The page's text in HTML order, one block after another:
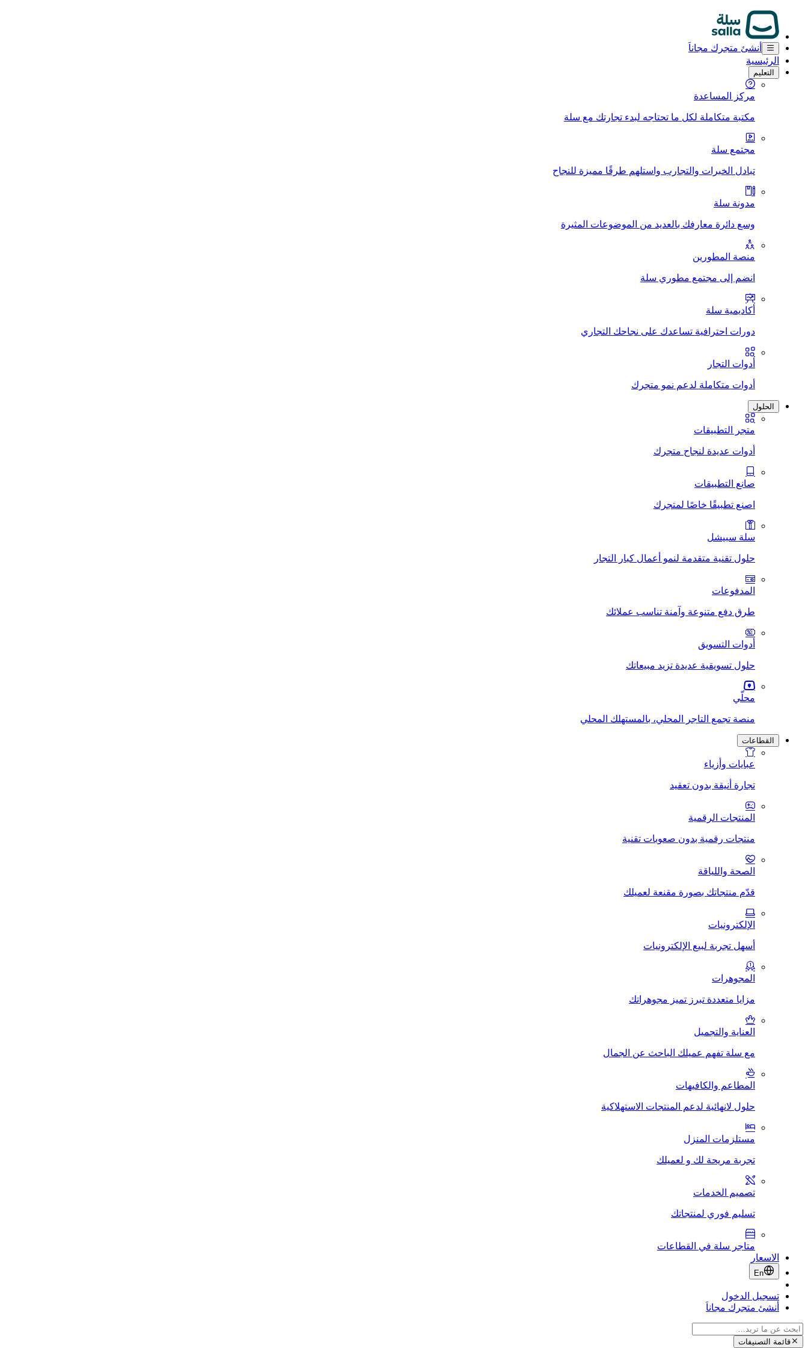
أنشئ متجرك مجاناَ
الرئيسية
التعليم
مركز المساعدة
مكتبة متكاملة لكل ما تحتاجه لبدء تجارتك مع سلة
مجتمع سلة
تبادل الخبرات والتجارب واستلهم طرقًا مميزة للنجاح
مدونة سلة
وسع دائرة معارفك بالعديد من الموضوعات المثيرة
منصة المطورين
انضم إلى مجتمع مطوري سلة
أكاديمية سلة
دورات احترافية تساعدك على نجاحك التجاري
أدوات التجار
أدوات متكاملة لدعم نمو متجرك
الحلول
متجر التطبيقات
أدوات عديدة لنجاح متجرك
صانع التطبيقات
اصنع تطبيقًا خاصًا لمتجرك
سلة سبيشل
حلول تقنية متقدمة لنمو أعمال كبار التجار
المدفوعات
طرق دفع متنوعة وآمنة تناسب عملائك
أدوات التسويق
حلول تسويقية عديدة تزيد مبيعاتك
محلّي
منصة تجمع التاجر المحلي، بالمستهلك المحلي
القطاعات
عبايات وأزياء
تجارة أنيقة بدون تعقيد
المنتجات الرقمية
منتجات رقمية بدون صعوبات تقنية
الصحة واللياقة
قدّم منتجاتك بصورة مقنعة لعميلك
الإلكترونيات
أسهل تجربة لبيع الإلكترونيات
المجوهرات
مزايا متعددة تبرز تميز مجوهراتك
العناية والتجميل
مع سلة تفهم عميلك الباحث عن الجمال
المطاعم والكافيهات
حلول لانهائية لدعم المنتجات الاستهلاكية
مستلزمات المنزل
تجربة مريحة لك و لعميلك
تصميم الخدمات
تسليم فوري لمنتجاتك
متاجر سلة في القطاعات
الاسعار
En
تسجيل الدخول
أنشئ متجرك مجاناَ
قائمة التصنيفات